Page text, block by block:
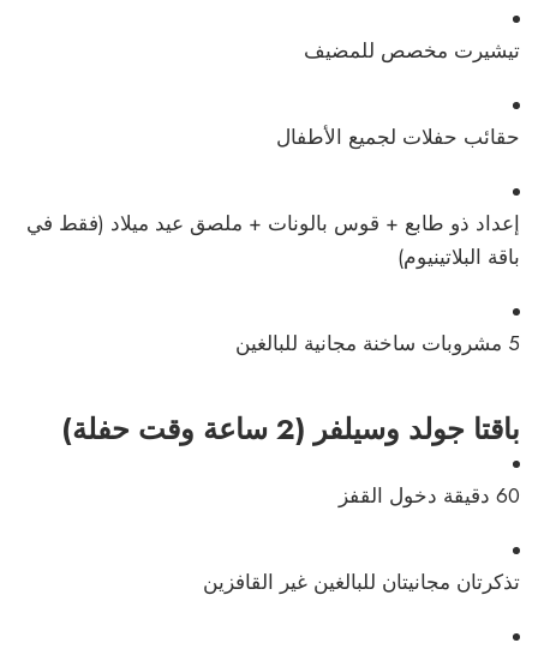
تيشيرت مخصص للمضيف
حقائب حفلات لجميع الأطفال
إعداد ذو طابع + قوس بالونات + ملصق عيد ميلاد (فقط في
باقة البلاتينيوم)
5 مشروبات ساخنة مجانية للبالغين
باقتا جولد وسيلفر (2 ساعة وقت حفلة)
60 دقيقة دخول القفز
تذكرتان مجانيتان للبالغين غير القافزين